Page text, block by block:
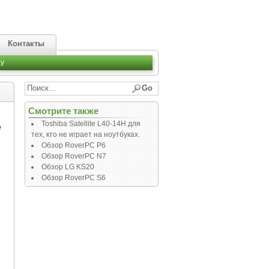
Контакты
Смотрите также
Toshiba Satellite L40-14H для
тех, кто не играет на ноутбуках.
Обзор RoverPC P6
Обзор RoverPC N7
Обзор LG KS20
Обзор RoverPC S6